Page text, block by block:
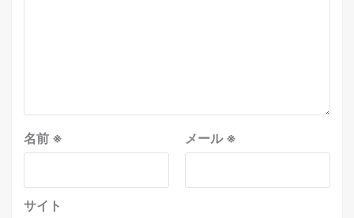
名前 ※ メール※
サイト